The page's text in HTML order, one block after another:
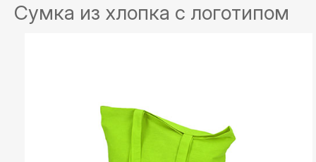
Сумка из хлопка с логотипом